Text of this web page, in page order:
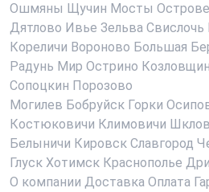
Ошмяны Щучин Мосты
Дятлово Ивье Зельва Свислочь
Кореличи Вороново Большая
Радунь Мир Острино
Сопоцкин Порозово
Могилев Бобруйск Горки
Костюковичи Климовичи Шклов
Белыничи Кировск Славгород
Глуск Хотимск Краснополье
О компании Доставка Оплата